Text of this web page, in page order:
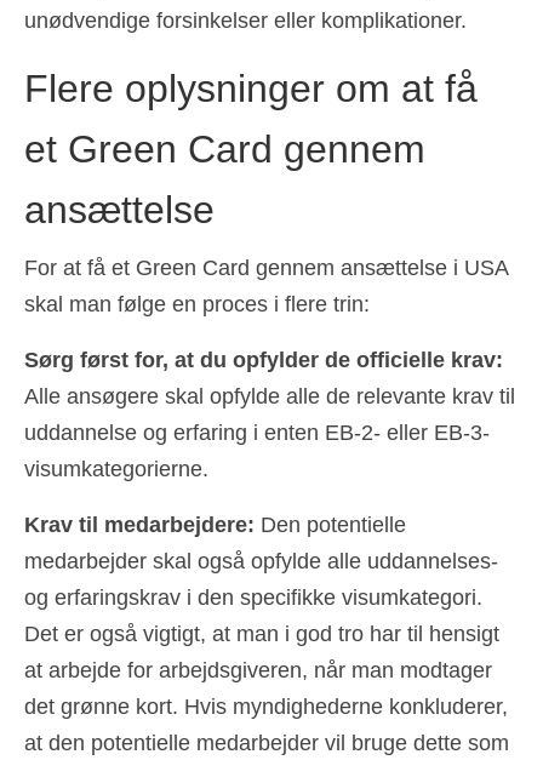
unødvendige forsinkelser eller komplikationer.
Flere oplysninger om at få
et Green Card gennem
ansættelse
For at få et Green Card gennem ansættelse i USA
skal man følge en proces i flere trin:
Sørg først for, at du opfylder de officielle krav:
Alle ansøgere skal opfylde alle de relevante krav til
uddannelse og erfaring i enten EB-2- eller EB-3-
visumkategorierne.
Krav til medarbejdere: Den potentielle
medarbejder skal også opfylde alle uddannelses-
og erfaringskrav i den specifikke visumkategori.
Det er også vigtigt, at man i god tro har til hensigt
at arbejde for arbejdsgiveren, når man modtager
det grønne kort. Hvis myndighederne konkluderer,
at den potentielle medarbejder vil bruge dette som